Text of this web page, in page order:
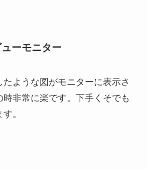
ーモニター
ような図がモニターに表示さ
非常に楽です。下手くそでも
。